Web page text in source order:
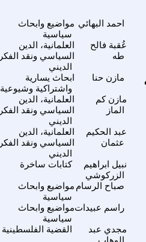
مواضيع وابحاث
سياسية
احمد البهائي
العلمانية، الدين
السياسي ونقد الفكر
الديني
عُقبة فالح
طه
ابحاث يسارية
واشتراكية وشيوعية
مازن حنا
العلمانية، الدين
السياسي ونقد الفكر
الديني
مازن كم
الماز
العلمانية، الدين
السياسي ونقد الفكر
الديني
عبد الحكيم
عثمان
كتابات ساخرة
نبيل ابراهيم
الزركوشي
مواضيع وابحاث
سياسية
صباح الرسام
مواضيع وابحاث
سياسية
راسم عبيدات
القضية الفلسطينية
مجدي عبد
الوهاب